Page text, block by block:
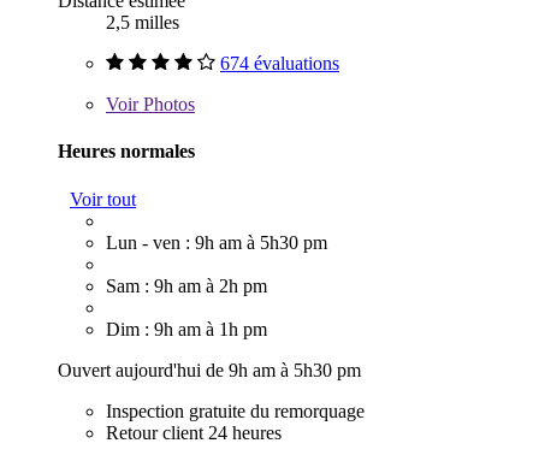
2,5 milles
674 évaluations
VoirPhotos
Heures normales
Voir tout
Lun - ven : 9h am à 5h30 pm
Sam : 9h am à 2h pm
Dim : 9h am à 1h pm
Ouvert aujourd'hui de 9h am à 5h30 pm
Inspection gratuite du remorquage
Retour client 24 heures